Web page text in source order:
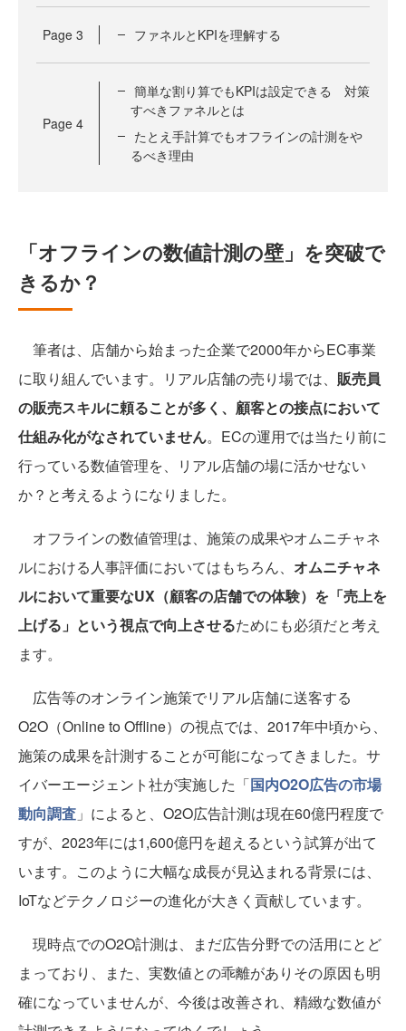
Page 3 ファネルとKPIを理解する
Page 4
簡単な割り算でもKPIは設定できる 対策
すべきファネルとは
たとえ手計算でもオフラインの計測をや
るべき理由
「オフラインの数値計測の壁」を突破で
きるか？
筆者は、店舗から始まった企業で2000年からEC事業
に取り組んでいます。リアル店舗の売り場では、 販売員
の販売スキルに頼ることが多く、顧客との接点において
仕組み化がなされていません。ECの運用では当たり前に
行っている数値管理を、リアル店舗の場に活かせない
か？と考えるようになりました。
オフラインの数値管理は、施策の成果やオムニチャネ
ルにおける人事評価においてはもちろん、 オムニチャネ
ルにおいて重要なUX（顧客の店舗での体験）を「売上を
上げる」という視点で向上させるためにも必須だと考え
ます。
広告等のオンライン施策でリアル店舗に送客する
O2O（Online to Offline）の視点では、2017年中頃から、
施策の成果を計測することが可能になってきました。サ
イバーエージェント社が実施した「国内O2O広告の市場
動向調査 」によると、O2O広告計測は現在60億円程度で
すが、2023年には1,600億円を超えるという試算が出て
います。このように大幅な成長が見込まれる背景には、
IoTなどテクノロジーの進化が大きく貢献しています。
現時点でのO2O計測は、まだ広告分野での活用にとど
まっており、また、実数値との乖離がありその原因も明
確になっていませんが、今後は改善され、精緻な数値が